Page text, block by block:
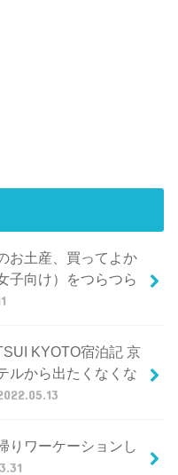
お土産、買ってよか
子向け）をつらつら
KYOTO宿泊記 京
ルから出たくなくな
りワーケーションし